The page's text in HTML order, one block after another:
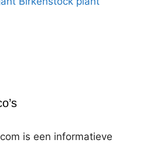
is een informatieve